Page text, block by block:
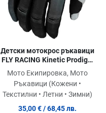
Детски мотокрос ръкавици
FLY RACING Kinetic Prodigy-
Black/Light Grey
Мото Екипировка, Мото
Ръкавици (Кожени •
Текстилни • Летни • Зимни)
35,00 €/ 68,45 лв.